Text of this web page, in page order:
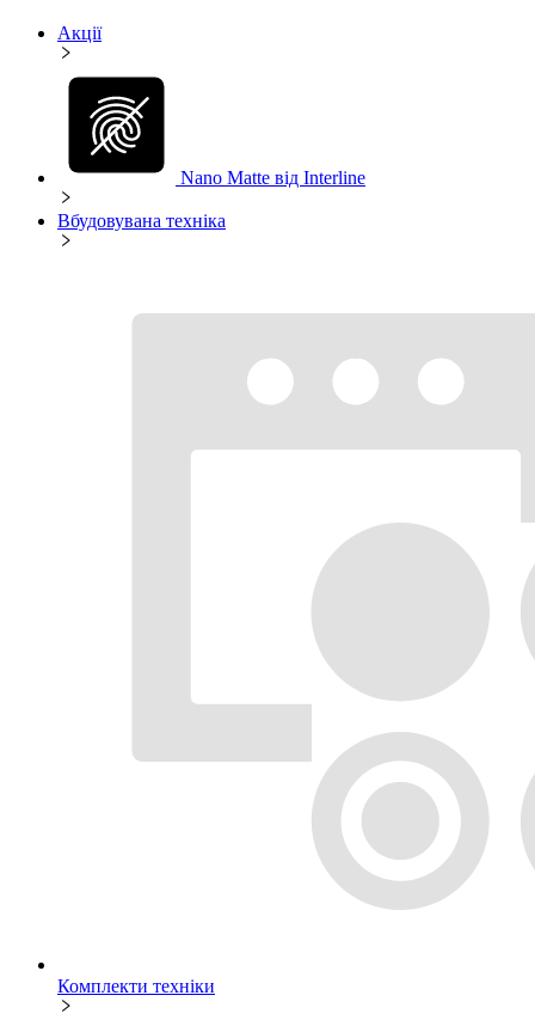
Акції
Nano Matte від Interline
Вбудовувана техніка
Комплекти техніки